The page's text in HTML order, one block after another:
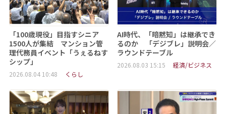
「100歳現役」目指すシニア
1500人が集結 マンション管
理代務員イベント「うぇるねす
シップ」
2026.08.04 10:48 くらし
AI時代、「暗黙知」は継承でき
るのか 「デジブレ」説明会／
ラウンドテーブル
2026.08.03 15:15 経済/ビジネス